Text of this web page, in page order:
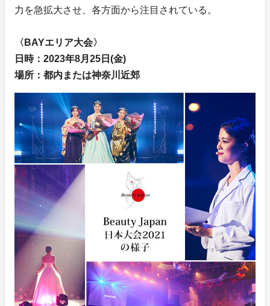
力を急拡大させ、各方面から注目されている。
〈BAYエリア大会〉
日時：2023年8月25日(金)
場所：都内または神奈川近郊